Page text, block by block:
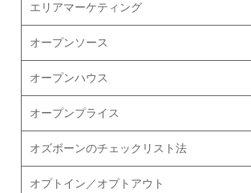
エリアマーケティング
オープンソース
オープンハウス
オープンプライス
オズボーンのチェックリスト法
オプトイン／オプトアウト